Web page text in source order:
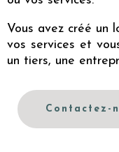
Vous avez créé un
vos services et
un tiers, une
Contactez-